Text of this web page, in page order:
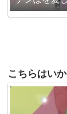
大富豪
こちらはい